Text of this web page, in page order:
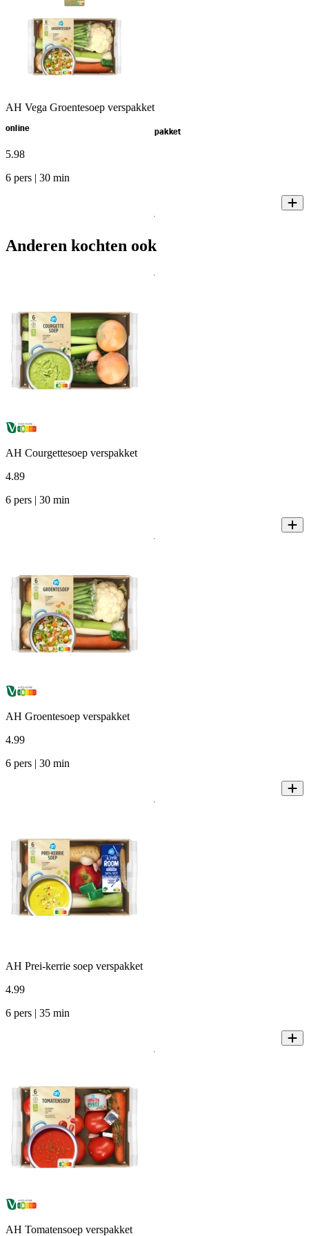
AH Vega Groentesoep verspakket
online pakket
5.98
6 pers | 30 min
Anderen kochten ook
AH Courgettesoep verspakket
4.89
6 pers | 30 min
AH Groentesoep verspakket
4.99
6 pers | 30 min
AH Prei-kerrie soep verspakket
4.99
6 pers | 35 min
AH Tomatensoep verspakket